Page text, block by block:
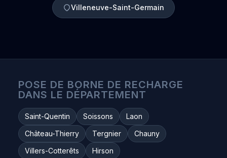
Villeneuve-Saint-Germain
POSE DE BORNE DE RECHARGE
DANS LE DÉPARTEMENT
Saint-Quentin Soissons
Laon
Château-Thierry
Tergnier
Chauny
Villers-Cotterêts
Hirson